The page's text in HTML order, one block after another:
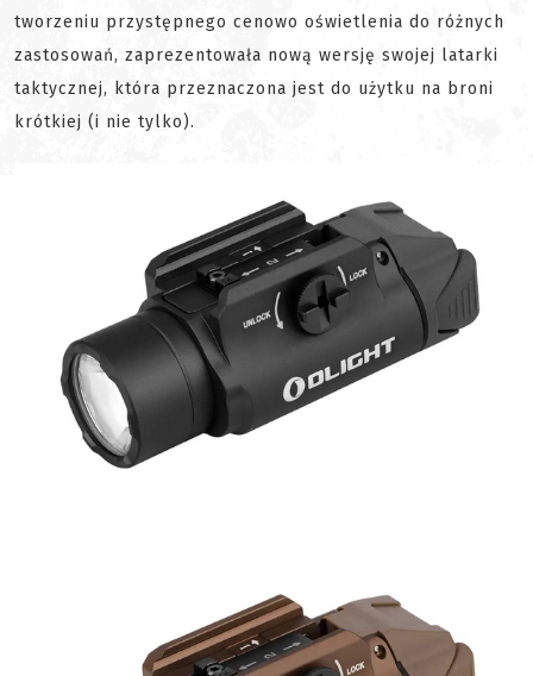
tworzeniu przystępnego cenowo oświetlenia do różnych
zastosowań, zaprezentowała nową wersję swojej latarki
taktycznej, która przeznaczona jest do użytku na broni
krótkiej (i nie tylko).